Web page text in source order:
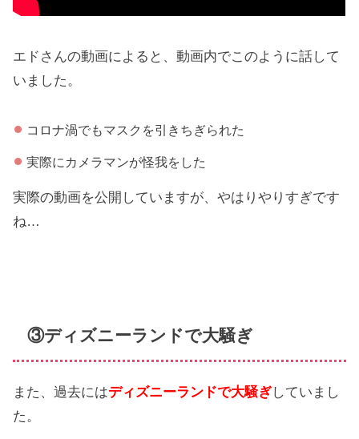
エドさんの動画によると、動画内でこのように話して
いました。
コロナ渦でもマスクを引きちぎられた
実際にカメラマンが怪我をした
実際の動画を公開していますが、やはりやりすぎです
ね…
③ディズニーランドで大騒ぎ
また、過去にはディズニーランドで大騒ぎしていまし
た。